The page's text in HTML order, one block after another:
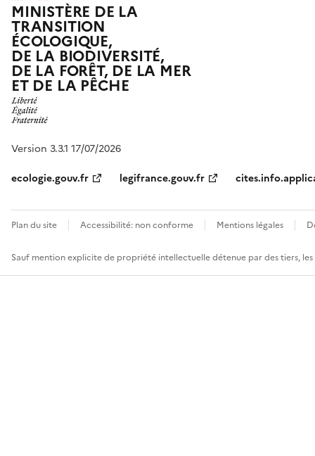
MINISTÈRE DE LA
TRANSITION
ÉCOLOGIQUE,
DE LA BIODIVERSITÉ,
DE LA FORÊT, DE LA MER
ET DE LA PÊCHE
Version 3.3.1 17/07/2026
ecologie.gouv.fr
legifrance.gouv.fr
Plan du site Accessibilité: non conforme Mentions légales
Sauf mention explicite de propriété intellectuelle détenue par des tiers,